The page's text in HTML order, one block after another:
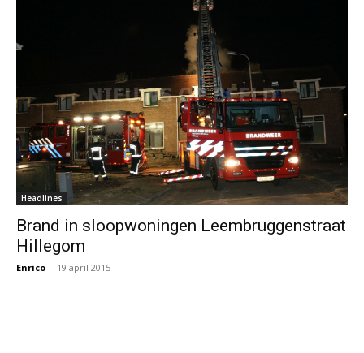
Headlines
Brand in sloopwoningen Leembruggenstraat
Hillegom
Enrico - 19 april 2015